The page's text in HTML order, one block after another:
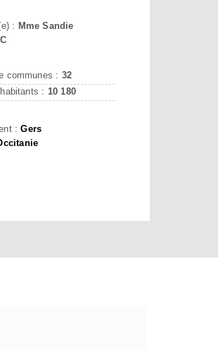
: Mme Sandie
communes : 32
: 10 180
:Gers